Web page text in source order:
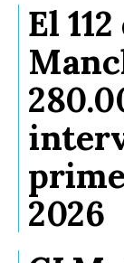
El
2026